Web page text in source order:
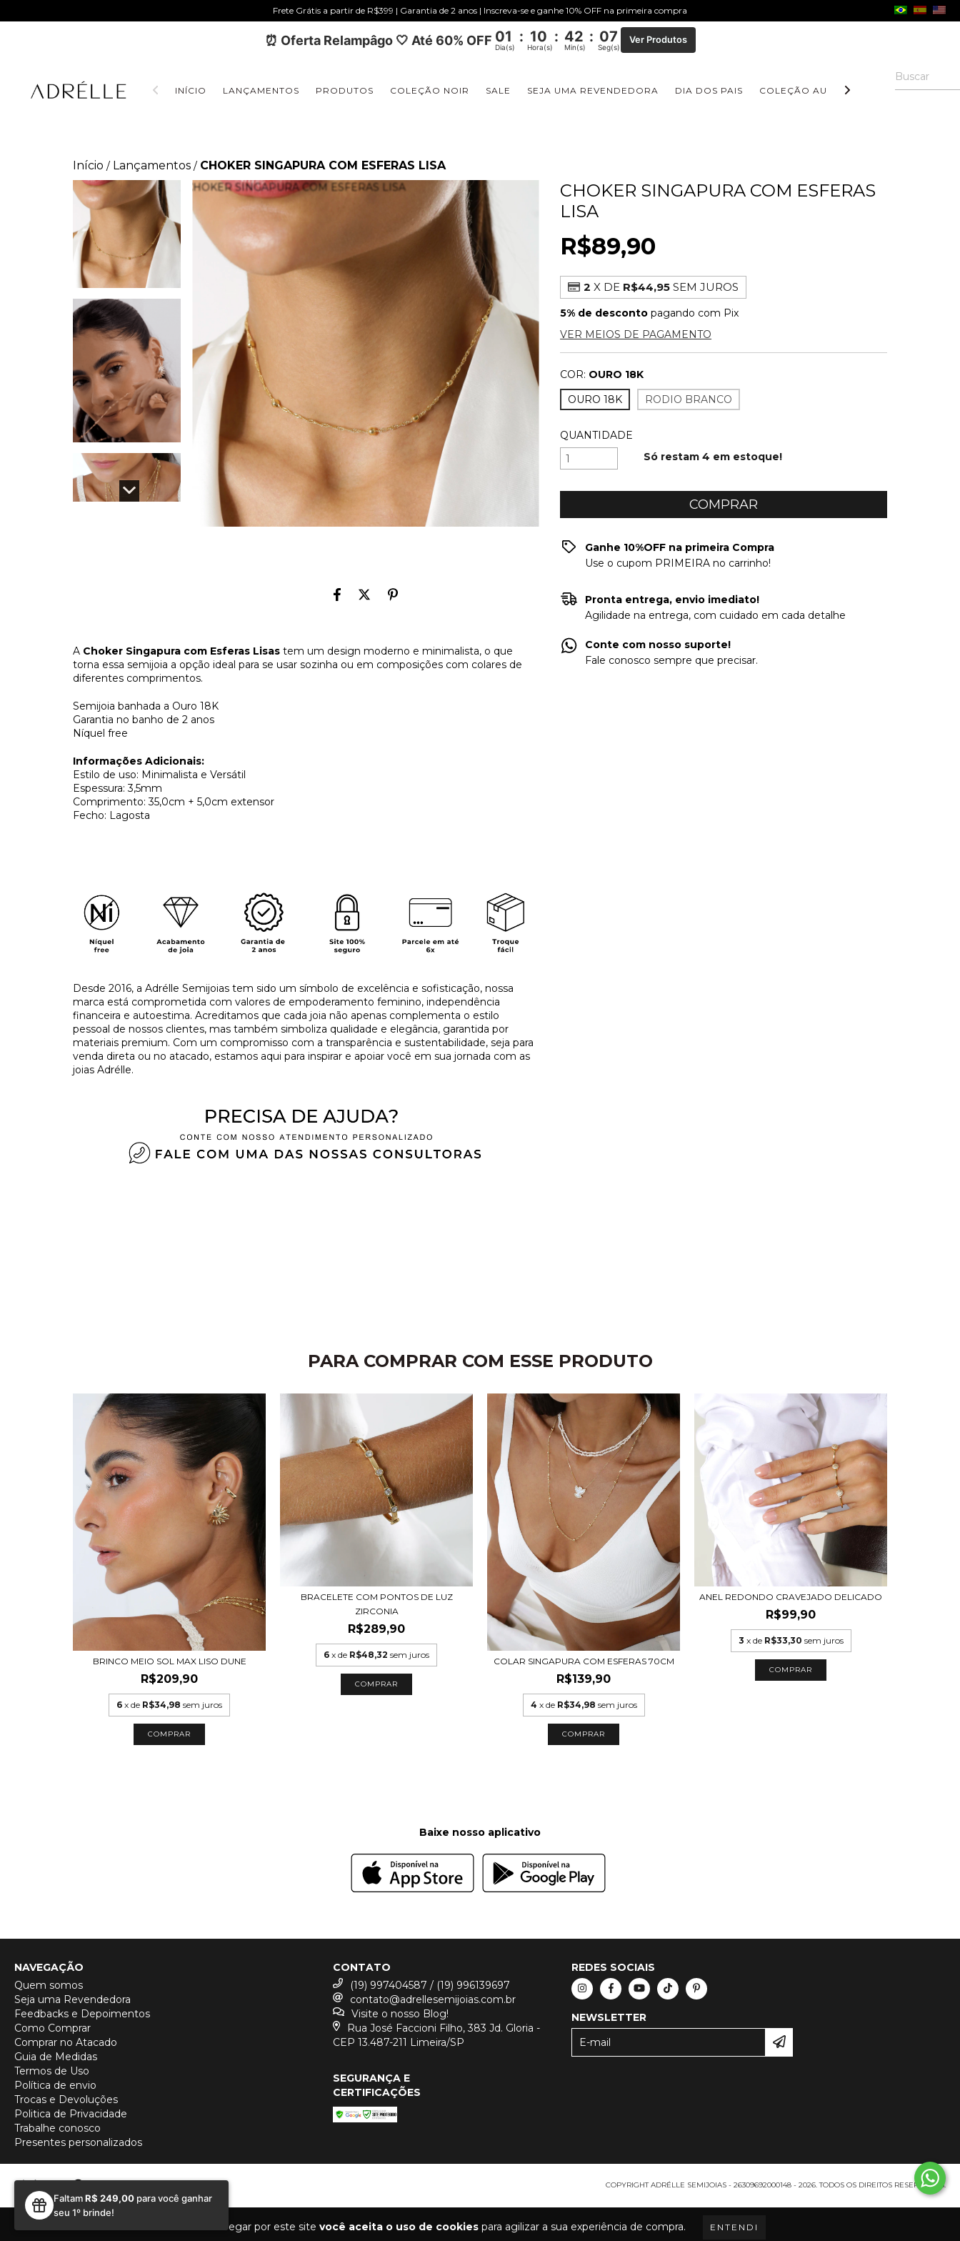
Ao navegar por este site você aceita o uso de cookies para agilizar a sua experiência de compra. ENTENDI
Frete Grátis a partir de R$399 | Garantia de 2 anos | Inscreva-se e ganhe 10% OFF na primeira compra
⏰ Oferta Relampâgo 🤍 Até 60% OFF 01 : 10 : 42 : 06
Dia(s) Hora(s) Min(s) Seg(s)
Ver Produtos
INÍCIO LANÇAMENTOS PRODUTOS COLEÇÃO NOIR SALE SEJA UMA REVENDEDORA DIA DOS PAIS COLEÇÃO AURORA COLEÇÃO FORM
Início / Lançamentos / CHOKER SINGAPURA COM ESFERAS LISA
A Choker Singapura com Esferas Lisas tem um design moderno e minimalista, o que
torna essa semijoia a opção ideal para se usar sozinha ou em composições com colares de
diferentes comprimentos.
Semijoia banhada a Ouro 18K
Garantia no banho de 2 anos
Níquel free
Informações Adicionais:
Estilo de uso: Minimalista e Versátil
Espessura: 3,5mm
Comprimento: 35,0cm + 5,0cm extensor
Fecho: Lagosta
Desde 2016, a Adrélle Semijoias tem sido um símbolo de excelência e sofisticação, nossa
marca está comprometida com valores de empoderamento feminino, independência
financeira e autoestima. Acreditamos que cada joia não apenas complementa o estilo
pessoal de nossos clientes, mas também simboliza qualidade e elegância, garantida por
materiais premium. Com um compromisso com a transparência e sustentabilidade, seja para
venda direta ou no atacado, estamos aqui para inspirar e apoiar você em sua jornada com as
joias Adrélle.
CHOKER SINGAPURA COM ESFERAS
LISA
R$89,90
2 X DE R$44,95 SEM JUROS
5% de desconto pagando com Pix
VER MEIOS DE PAGAMENTO
COR: OURO 18K
OURO 18K
RODIO BRANCO
QUANTIDADE
Só restam4 em estoque!
Ganhe 10%OFF na primeira Compra
Use o cupom PRIMEIRA no carrinho!
Pronta entrega, envio imediato!
Agilidade na entrega, com cuidado em cada detalhe
Conte com nosso suporte!
Fale conosco sempre que precisar.
PARA COMPRAR COM ESSE PRODUTO
BRINCO MEIO SOL MAX LISO DUNE
R$209,90
6 x de R$34,98 sem juros
COMPRAR
BRACELETE COM PONTOS DE LUZ
ZIRCONIA
R$289,90
6 x de R$48,32 sem juros
COLAR SINGAPURA COM ESFERAS 70CM
R$139,90
4 x de R$34,98 sem juros
COMPRAR
ANEL REDONDO CRAVEJADO DELICADO
R$99,90
3 x de R$33,30 sem juros
COMPRAR
Baixe nosso aplicativo
NAVEGAÇÃO
Quem somos
Seja uma Revendedora
Feedbacks e Depoimentos
Como Comprar
Comprar no Atacado
Guia de Medidas
Termos de Uso
Política de envio
Trocas e Devoluções
Politica de Privacidade
Trabalhe conosco
Presentes personalizados
CONTATO
(19) 997404587 / (19) 996139697
contato@adrellesemijoias.com.br
Visite o nosso Blog!
Rua José Faccioni Filho, 383 Jd. Gloria -
CEP 13.487-211 Limeira/SP
REDES SOCIAIS
NEWSLETTER
SEGURANÇA E
CERTIFICAÇÕES
COPYRIGHT ADRÉLLE SEMIJOIAS - 26309692000148 - 2026. TODOS OS DIREITOS RESERVADOS.
FaltamR$ 249,00 para você ganhar
seu 1º brinde!